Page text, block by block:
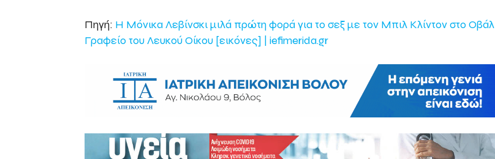
Πηγή: Η Μόνικα Λεβίνσκι μιλά πρώτη φορά για το σεξ με τον Μπιλ Κλίντον στο Οβάλ
Γραφείο του Λευκού Οίκου [εικόνες] | iefimerida.gr